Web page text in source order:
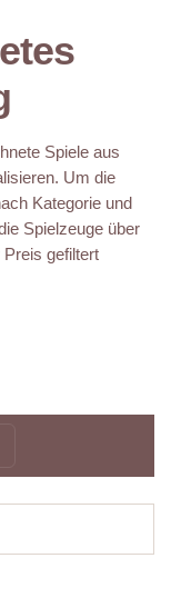
Spiele aus
Um die
Kategorie und
Spielzeuge über
gefiltert